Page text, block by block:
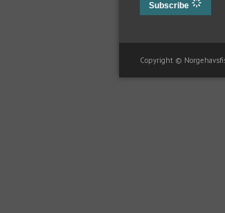
Subscribe
Copyright ©